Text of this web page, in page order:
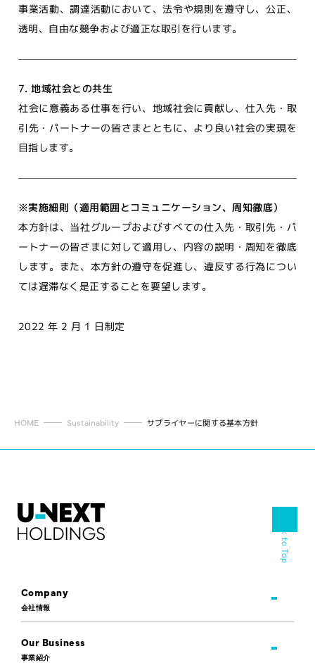
事業活動、調達活動において、法令や規則を遵守し、公正、
透明、自由な競争および適正な取引を行います。
7. 地域社会との共生
社会に意義ある仕事を行い、地域社会に貢献し、仕入先・取
引先・パートナーの皆さまとともに、より良い社会の実現を
目指します。
※実施細則（適用範囲とコミュニケーション、周知徹底）
本方針は、当社グループおよびすべての仕入先・取引先・パ
ートナーの皆さまに対して適用し、内容の説明・周知を徹底
します。また、本方針の遵守を促進し、違反する行為につい
ては遅滞なく是正することを要望します。
2022 年 2 月 1 日制定
HOME Sustainability サプライヤーに関する基本方針
Company
会社情報
Our Business
事業紹介
Back to Top